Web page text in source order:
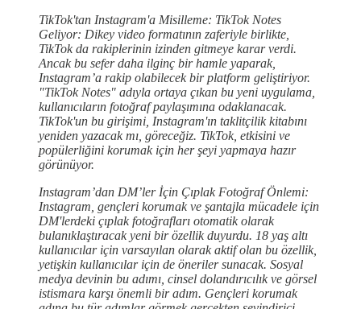
TikTok'tan Instagram'a Misilleme: TikTok Notes
Geliyor: Dikey video formatının zaferiyle birlikte,
TikTok da rakiplerinin izinden gitmeye karar verdi.
Ancak bu sefer daha ilginç bir hamle yaparak,
Instagram’a rakip olabilecek bir platform geliştiriyor.
"TikTok Notes" adıyla ortaya çıkan bu yeni uygulama,
kullanıcıların fotoğraf paylaşımına odaklanacak.
TikTok'un bu girişimi, Instagram'ın taklitçilik kitabını
yeniden yazacak mı, göreceğiz. TikTok, etkisini ve
popülerliğini korumak için her şeyi yapmaya hazır
görünüyor.
Instagram’dan DM’ler İçin Çıplak Fotoğraf Önlemi:
Instagram, gençleri korumak ve şantajla mücadele için
DM'lerdeki çıplak fotoğrafları otomatik olarak
bulanıklaştıracak yeni bir özellik duyurdu. 18 yaş altı
kullanıcılar için varsayılan olarak aktif olan bu özellik,
yetişkin kullanıcılar için de öneriler sunacak. Sosyal
medya devinin bu adımı, cinsel dolandırıcılık ve görsel
istismara karşı önemli bir adım. Gençleri korumak